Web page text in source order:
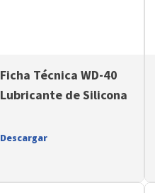
Ficha Técnica WD-40
Lubricante de Silicona
Descargar